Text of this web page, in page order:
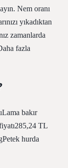
Nem oranı
yıkadıktan
zamanlarda
fazla
bakır
TL
hurda